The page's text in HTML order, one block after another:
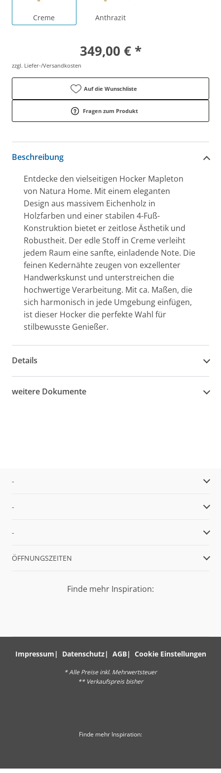
Creme Anthrazit
349,00 € *
zzgl. Liefer-/Versandkosten
Auf die Wunschliste
Fragen zum Produkt
Beschreibung
Entdecke den vielseitigen Hocker Mapleton
von Natura Home. Mit einem eleganten
Design aus massivem Eichenholz in
Holzfarben und einer stabilen 4-Fuß-
Konstruktion bietet er zeitlose Ästhetik und
Robustheit. Der edle Stoff in Creme verleiht
jedem Raum eine sanfte, einladende Note. Die
feinen Kedernähte zeugen von exzellenter
Handwerkskunst und unterstreichen die
hochwertige Verarbeitung. Mit ca. Maßen, die
sich harmonisch in jede Umgebung einfügen,
ist dieser Hocker die perfekte Wahl für
stilbewusste Genießer.
Details
weitere Dokumente
-
-
-
ÖFFNUNGSZEITEN
Finde mehr Inspiration:
Impressum Datenschutz AGB Cookie Einstellungen
* Alle Preise inkl. Mehrwertsteuer
** Verkaufspreis bisher
Finde mehr Inspiration: